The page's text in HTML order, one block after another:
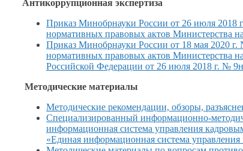
Антикоррупционная экспертиза
Приказ Минобрнауки России от 26 июля 2018
нормативных правовых актов Министерства
Приказ Минобрнауки России от 18 мая 2020 г.
нормативных правовых актов Министерства
Российской Федерации от 26 июля 2018 г. №
Методические материалы
Методические рекомендации, обзоры,
Специализированный информационно-
информационная система управления
«Единая информационная система